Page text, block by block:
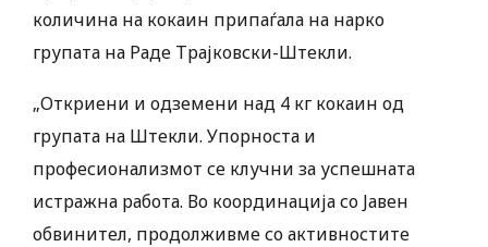
количина на кокаин припаѓала на нарко
групата на Раде Трајковски-Штекли.
„Откриени и одземени над 4 кг кокаин од
групата на Штекли. Упорноста и
професионализмот се клучни за успешната
истражна работа. Во координација со Јавен
обвинител, продолживме со активностите